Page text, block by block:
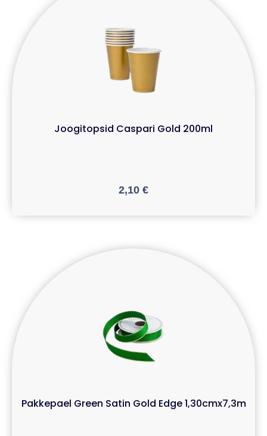
Joogitopsid Caspari Gold 200ml
2,10 €
Pakkepael Green Satin Gold Edge 1,30cmx7,3m